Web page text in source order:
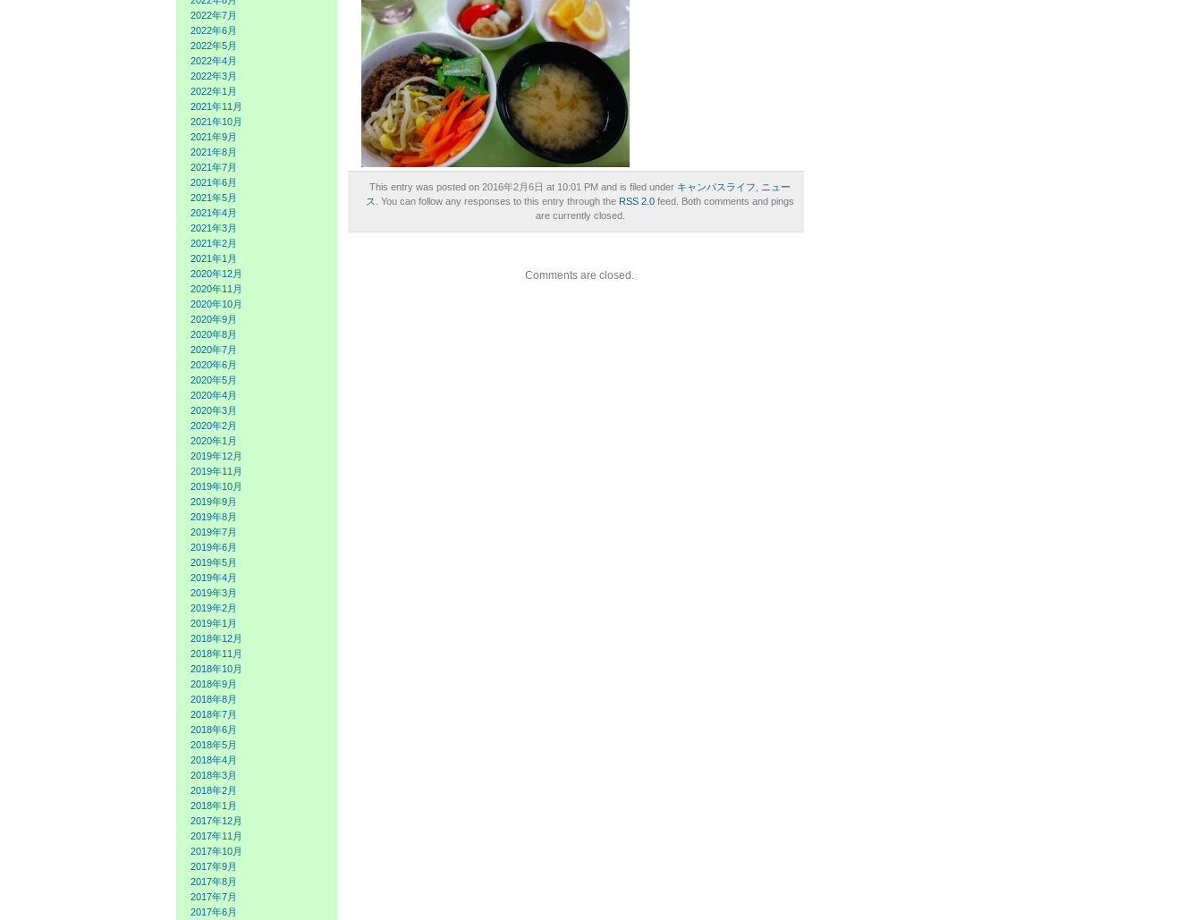
2022年7月
2022年6月
2022年5月
2022年4月
2022年3月
2022年1月
2021年11月
2021年10月
2021年9月
2021年8月
2021年7月
2021年6月
2021年5月
2021年4月
2021年3月
2021年2月
2021年1月
2020年12月
2020年11月
2020年10月
2020年9月
2020年8月
2020年7月
2020年6月
2020年5月
2020年4月
2020年3月
2020年2月
2020年1月
2019年12月
2019年11月
2019年10月
2019年9月
2019年8月
2019年7月
2019年6月
2019年5月
2019年4月
2019年3月
2019年2月
2019年1月
2018年12月
2018年11月
2018年10月
2018年9月
2018年8月
2018年7月
2018年6月
2018年5月
2018年4月
2018年3月
2018年2月
2018年1月
2017年12月
2017年11月
2017年10月
2017年9月
2017年8月
2017年7月
2017年6月
This entry was posted on 2016年2月6日 at 10:01 PM and is filed under キャンパスライフ
ニュー
ス
. You can follow any responses to this entry through the RSS 2.0 feed. Both comments and pings
are currently closed.
Comments are closed.